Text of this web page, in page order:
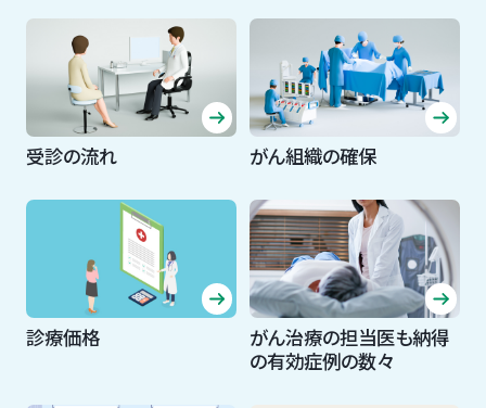
受診の流れ がん組織の確保
診療価格
がん治療の担当医も納得
の有効症例の数々